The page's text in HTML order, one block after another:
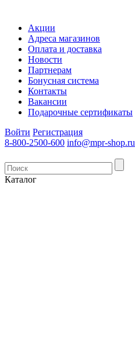
Акции
Адреса магазинов
Оплата и доставка
Новости
Партнерам
Бонусная система
Контакты
Вакансии
Подарочные сертификаты
Войти Регистрация
8-800-2500-600 info@mpr-shop.ru
Каталог